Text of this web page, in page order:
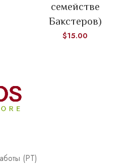
семействе
Бакстеров)
$15.00
(PT)